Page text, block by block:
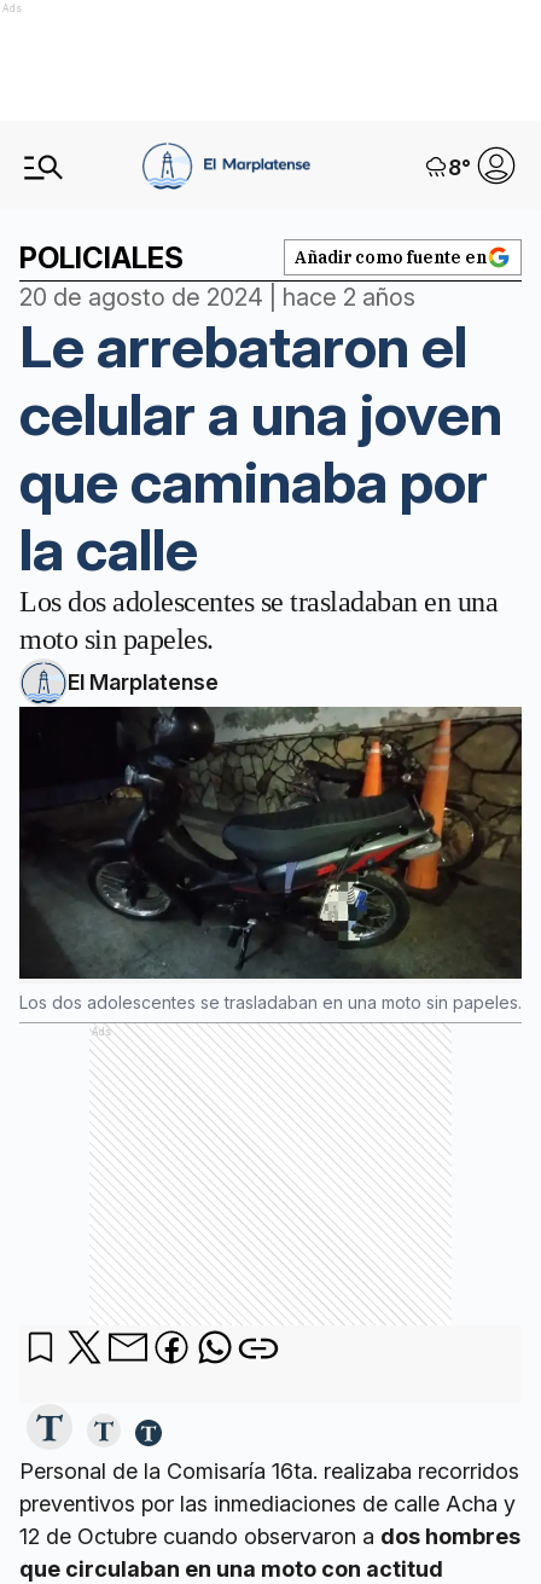
Ads
8°
POLICIALES Añadir como fuente en
20 de agosto de 2024 | hace 2 años
Le arrebataron el
celular a una joven
que caminaba por
la calle
Los dos adolescentes se trasladaban en una
moto sin papeles.
El Marplatense
Los dos adolescentes se trasladaban en una moto sin papeles.
Ads
Personal de la Comisaría 16ta. realizaba recorridos
preventivos por las inmediaciones de calle Acha y
12 de Octubre cuando observaron a dos hombres
que circulaban en una moto con actitud